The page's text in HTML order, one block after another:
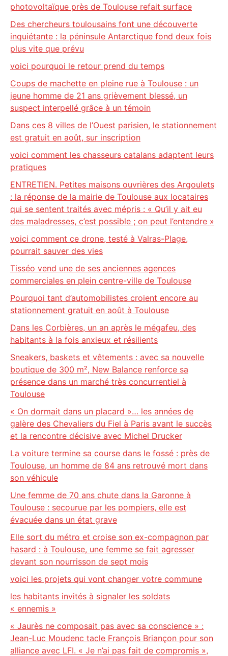
photovoltaïque près de Toulouse refait surface
Des chercheurs toulousains font une découverte
inquiétante : la péninsule Antarctique fond deux fois
plus vite que prévu
voici pourquoi le retour prend du temps
Coups de machette en pleine rue à Toulouse : un
jeune homme de 21 ans grièvement blessé, un
suspect interpellé grâce à un témoin
Dans ces 8 villes de l’Ouest parisien, le stationnement
est gratuit en août, sur inscription
voici comment les chasseurs catalans adaptent leurs
pratiques
ENTRETIEN. Petites maisons ouvrières des Argoulets
: la réponse de la mairie de Toulouse aux locataires
qui se sentent traités avec mépris : « Qu’il y ait eu
des maladresses, c’est possible ; on peut l’entendre »
voici comment ce drone, testé à Valras-Plage,
pourrait sauver des vies
Tisséo vend une de ses anciennes agences
commerciales en plein centre-ville de Toulouse
Pourquoi tant d’automobilistes croient encore au
stationnement gratuit en août à Toulouse
Dans les Corbières, un an après le mégafeu, des
habitants à la fois anxieux et résilients
Sneakers, baskets et vêtements : avec sa nouvelle
boutique de 300 m², New Balance renforce sa
présence dans un marché très concurrentiel à
Toulouse
« On dormait dans un placard »… les années de
galère des Chevaliers du Fiel à Paris avant le succès
et la rencontre décisive avec Michel Drucker
La voiture termine sa course dans le fossé : près de
Toulouse, un homme de 84 ans retrouvé mort dans
son véhicule
Une femme de 70 ans chute dans la Garonne à
Toulouse : secourue par les pompiers, elle est
évacuée dans un état grave
Elle sort du métro et croise son ex-compagnon par
hasard : à Toulouse, une femme se fait agresser
devant son nourrisson de sept mois
voici les projets qui vont changer votre commune
les habitants invités à signaler les soldats
« ennemis »
« Jaurès ne composait pas avec sa conscience » :
Jean-Luc Moudenc tacle François Briançon pour son
alliance avec LFI. « Je n’ai pas fait de compromis »,